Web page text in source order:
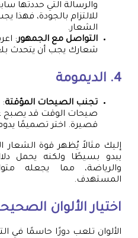
والرسالة التي حددتها
للالتزام بالجودة،
الشعار.
التواصل مع الجمهور:
شعارك يجب أن يتحدث
4. الديمومة
تجنب الصيحات المؤقتة:
صيحات الوقت قد يصبح
قصيرة. اختر تصميمًا
إليك مثالاً يُظهر قوة الشعار
يبدو بسيطًا ولكنه يحمل
والرياضة، مما يجعله
المستهدف.
اختيار الألوان
الألوان تلعب دورًا حاسمًا في